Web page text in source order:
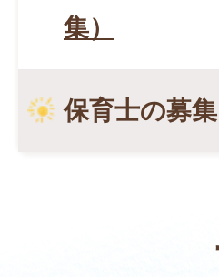
集）
保育士の募